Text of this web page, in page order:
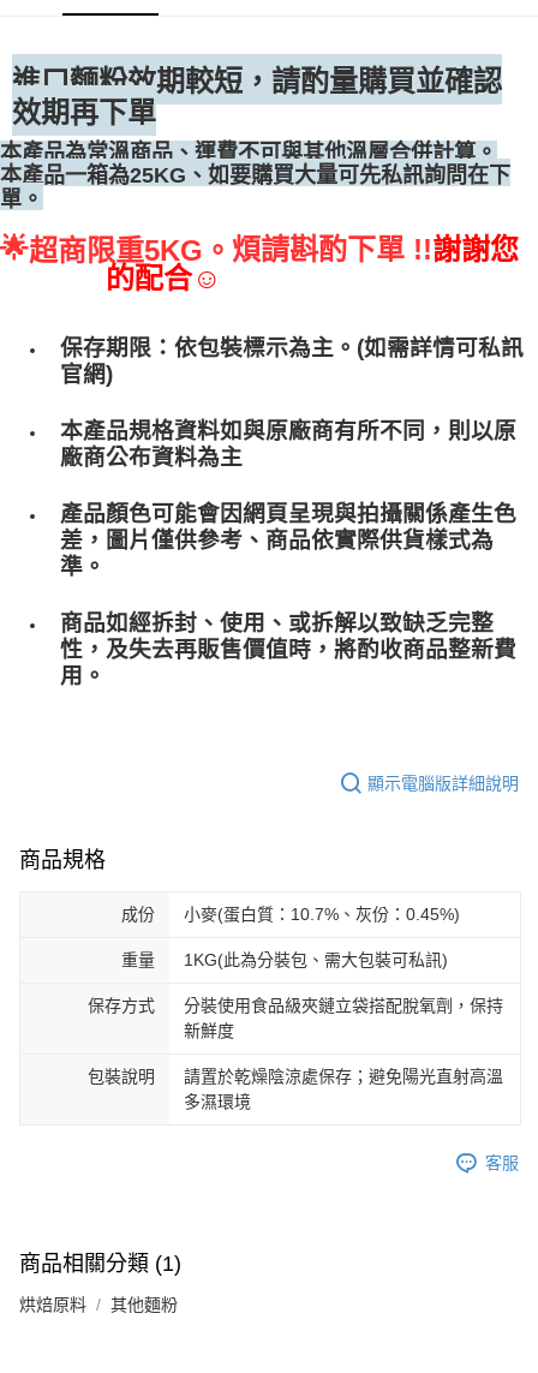
進口麵粉效期較短， 請酌量購買並確認
效期再下單
本產品為常溫商品、運費不可與其他溫層合併計算。
本產品一箱為25KG 、如要購買大量可先私訊詢問在下
單。
🌟超商限重5KG。 煩請斟酌下單 !!謝謝您
的配合☺
保存期限：依包裝標示為主。(如需詳情可私訊
官網)
本產品規格資料如與原廠商有所不同，則以原
廠商公布資料為主
產品顏色可能會因網頁呈現與拍攝關係產生色
差，圖片僅供參考、商品依實際供貨樣式為
準。
商品如經拆封、使用、或拆解以致缺乏完整
性，及失去再販售價值時，將酌收商品整﻿新費
用。
顯示電腦版詳細說明
商品規格
成份 小麥(蛋白質：10.7%、灰份：0.45%)
重量 1KG(此為分裝包、需大包裝可私訊)
保存方式
分裝使用食品級夾鏈立袋搭配脫氧劑，保持
新鮮度
包裝說明
請置於乾燥陰涼處保存；避免陽光直射高溫
多濕環境
客服
商品相關分類 (1)
烘焙原料 其他麵粉